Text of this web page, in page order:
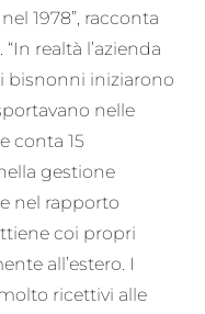
1978”, racconta
realtà l’azienda
bisnonni iniziarono
nelle
conta 15
gestione
nel rapporto
coi propri
all’estero. I
ricettivi alle